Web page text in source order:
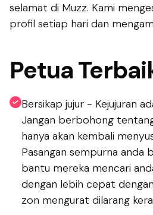
selamat di Muzz. Kami
profil setiap hari dan
Petua
Bersikap jujur - Kejujuran
Jangan berbohong
hanya akan kembali
Pasangan sempurna anda
bantu mereka mencari
dengan lebih cepat
zon mengurat dilarang